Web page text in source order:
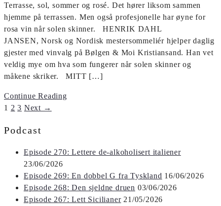
Terrasse, sol, sommer og rosé. Det hører liksom sammen
hjemme på terrassen. Men også profesjonelle har øyne for
rosa vin når solen skinner. HENRIK DAHL
JANSEN, Norsk og Nordisk mestersommeliér hjelper daglig
gjester med vinvalg på Bølgen & Moi Kristiansand. Han vet
veldig mye om hva som fungerer når solen skinner og
måkene skriker. MITT […]
Continue Reading
1 2 3 Next →
Podcast
Episode 270: Lettere de-alkoholisert italiener
23/06/2026
Episode 269: En dobbel G fra Tyskland 16/06/2026
Episode 268: Den sjeldne druen 03/06/2026
Episode 267: Lett Sicilianer 21/05/2026